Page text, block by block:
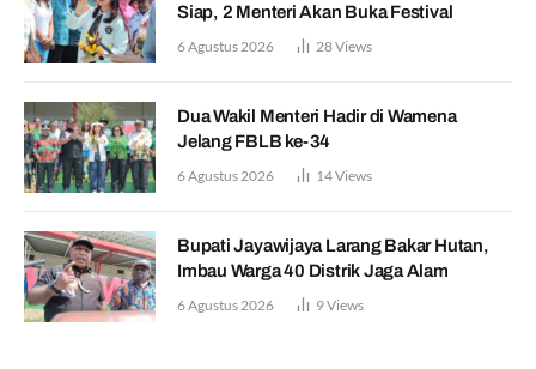
Siap, 2 Menteri Akan Buka Festival
6 Agustus 2026 28Views
Dua Wakil Menteri Hadir di Wamena
Jelang FBLB ke-34
6 Agustus 2026 14Views
Bupati Jayawijaya Larang Bakar Hutan,
Imbau Warga 40 Distrik Jaga Alam
6 Agustus 2026 9Views